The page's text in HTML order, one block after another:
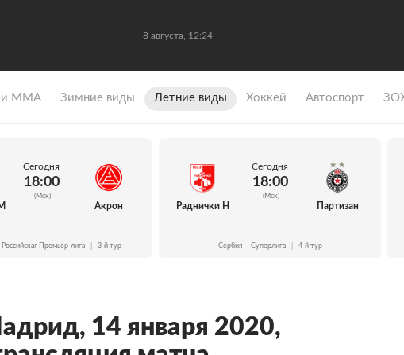
8 августа, 12:24
и ММА Зимние виды Летние виды Хоккей Автоспорт
Сегодня
18:00
(Мск)
Акрон
Премьер-лига 3-й тур
Раднички Н
Сегодня
18:00
(Мск)
Партизан
Сербия — Суперлига 4-й тур
14 января 2020,